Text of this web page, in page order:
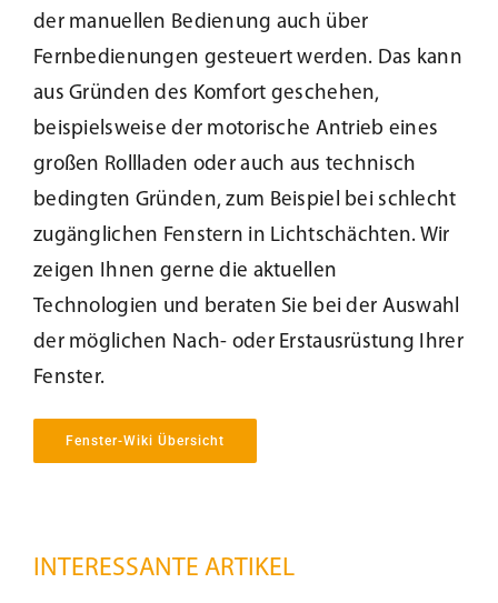
Hebe-Schiebetüren
Terrassentüren
Beschattung
Fensterbänke
Shop
Konfigurator
der manuellen Bedienung auch über
Fernbedienungen gesteuert werden. Das kann
aus Gründen des Komfort geschehen,
beispielsweise der motorische Antrieb eines
großen Rollladen oder auch aus technisch
bedingten Gründen, zum Beispiel bei schlecht
zugänglichen Fenstern in Lichtschächten. Wir
zeigen Ihnen gerne die aktuellen
Technologien und beraten Sie bei der Auswahl
der möglichen Nach- oder Erstausrüstung Ihrer
Fenster.
Fenster-Wiki Übersicht
INTERESSANTE ARTIKEL